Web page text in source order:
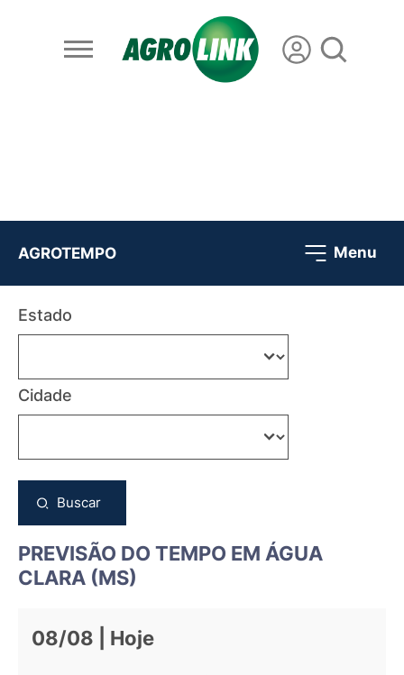
AGROTEMPO Menu
Estado
Cidade
Buscar
PREVISÃO DO TEMPO EM ÁGUA
CLARA (MS)
08/08 | Hoje